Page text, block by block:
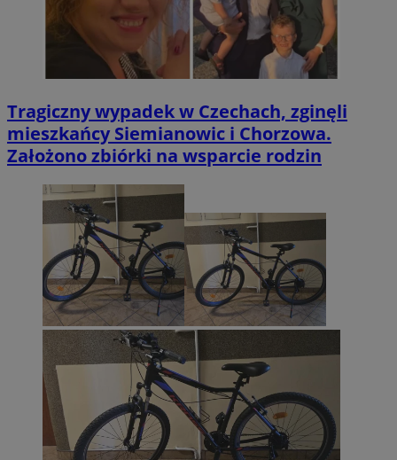
Tragiczny wypadek w Czechach, zginęli
mieszkańcy Siemianowic i Chorzowa.
Założono zbiórki na wsparcie rodzin